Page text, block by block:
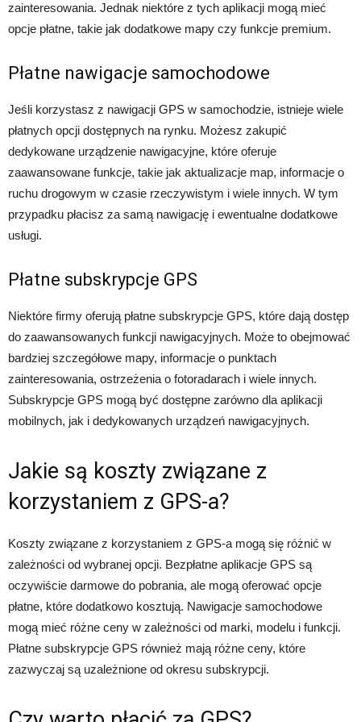
zainteresowania. Jednak niektóre z tych aplikacji mogą mieć
opcje płatne, takie jak dodatkowe mapy czy funkcje premium.
Płatne nawigacje samochodowe
Jeśli korzystasz z nawigacji GPS w samochodzie, istnieje wiele
płatnych opcji dostępnych na rynku. Możesz zakupić
dedykowane urządzenie nawigacyjne, które oferuje
zaawansowane funkcje, takie jak aktualizacje map, informacje o
ruchu drogowym w czasie rzeczywistym i wiele innych. W tym
przypadku płacisz za samą nawigację i ewentualne dodatkowe
usługi.
Płatne subskrypcje GPS
Niektóre firmy oferują płatne subskrypcje GPS, które dają dostęp
do zaawansowanych funkcji nawigacyjnych. Może to obejmować
bardziej szczegółowe mapy, informacje o punktach
zainteresowania, ostrzeżenia o fotoradarach i wiele innych.
Subskrypcje GPS mogą być dostępne zarówno dla aplikacji
mobilnych, jak i dedykowanych urządzeń nawigacyjnych.
Jakie są koszty związane z
korzystaniem z GPS-a?
Koszty związane z korzystaniem z GPS-a mogą się różnić w
zależności od wybranej opcji. Bezpłatne aplikacje GPS są
oczywiście darmowe do pobrania, ale mogą oferować opcje
płatne, które dodatkowo kosztują. Nawigacje samochodowe
mogą mieć różne ceny w zależności od marki, modelu i funkcji.
Płatne subskrypcje GPS również mają różne ceny, które
zazwyczaj są uzależnione od okresu subskrypcji.